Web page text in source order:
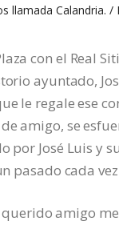
llamada Calandria. /
con el Real
ayuntado,
le regale ese
amigo, se
por José Luis y
pasado cada
amigo